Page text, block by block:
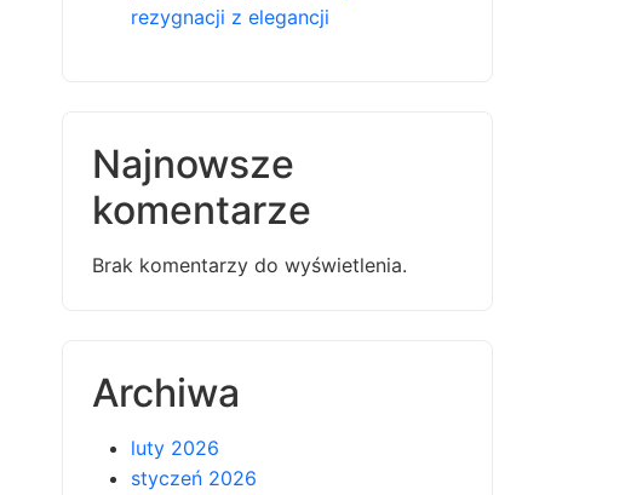
rezygnacji z elegancji
Najnowsze
komentarze
Brak komentarzy do wyświetlenia.
Archiwa
luty 2026
styczeń 2026